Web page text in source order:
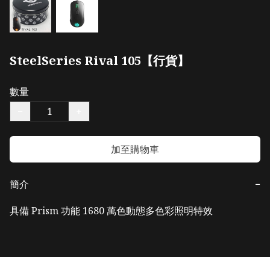
SteelSeries Rival 105【行貨】
數量
加至購物車
簡介
−
具備 Prism 功能 1680 萬色動態多色彩照明特效